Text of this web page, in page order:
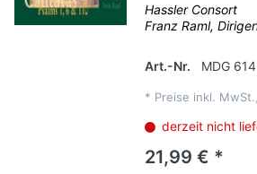
Hassler Consort
Franz Raml,
Art.-Nr. MDG
* Preise inkl.
derzeit nicht
21,99 € *